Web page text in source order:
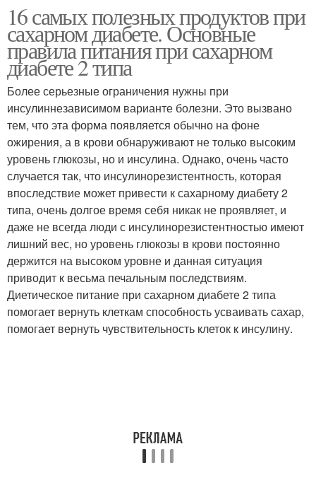
Диета при оксалатных
камнях
камнях
Диета при песке
16 самых полезных продуктов при
сахарном диабете. Основные
правила питания при сахарном
диабете 2 типа
Более серьезные ограничения нужны при
инсулиннезависимом варианте болезни. Это вызвано
тем, что эта форма появляется обычно на фоне
ожирения, а в крови обнаруживают не только высоким
уровень глюкозы, но и инсулина. Однако, очень часто
случается так, что инсулинорезистентность, которая
впоследствие может привести к сахарному диабету 2
типа, очень долгое время себя никак не проявляет, и
даже не всегда люди с инсулинорезистентностью имеют
лишний вес, но уровень глюкозы в крови постоянно
держится на высоком уровне и данная ситуация
приводит к весьма печальным последствиям.
Диетическое питание при сахарном диабете 2 типа
помогает вернуть клеткам способность усваивать сахар,
помогает вернуть чувствительность клеток к инсулину.